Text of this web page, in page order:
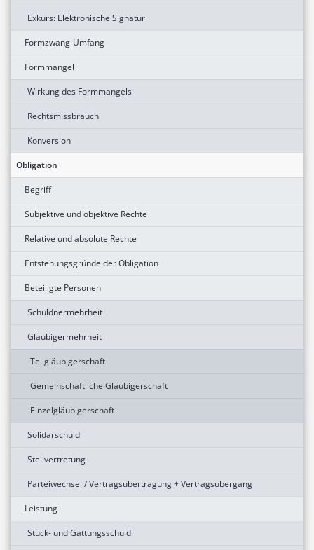
Exkurs: Elektronische Signatur
Formzwang-Umfang
Formmangel
Wirkung des Formmangels
Rechtsmissbrauch
Konversion
Obligation
Begriff
Subjektive und objektive Rechte
Relative und absolute Rechte
Entstehungsgründe der Obligation
Beteiligte Personen
Schuldnermehrheit
Gläubigermehrheit
Teilgläubigerschaft
Gemeinschaftliche Gläubigerschaft
Einzelgläubigerschaft
Solidarschuld
Stellvertretung
Parteiwechsel / Vertragsübertragung + Vertragsübergang
Leistung
Stück- und Gattungsschuld